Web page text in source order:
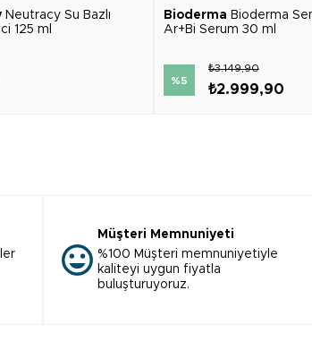
Neutracy Su Bazlı
125 ml
Bioderma Bioderma
Ar+Bi Serum 30 ml
%5
₺2.999,90
₺3.149,90
Müşteri Memnuniyeti
%100 Müşteri memnuniyetiyle
kaliteyi uygun fiyatla
buluşturuyoruz.